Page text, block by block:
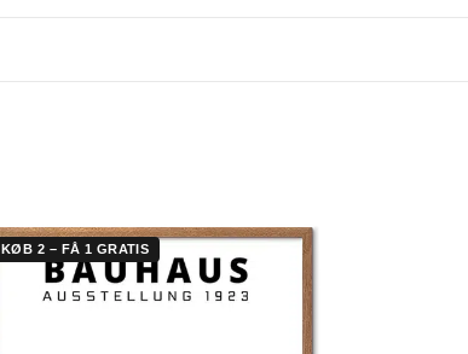
KØB 2 – FÅ 1 GRATIS